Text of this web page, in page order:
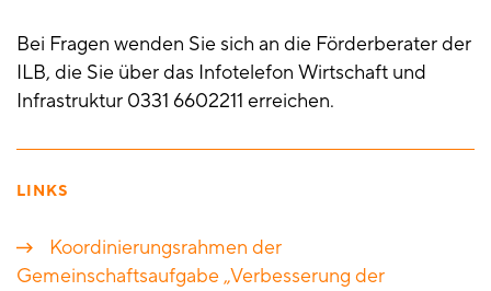
Bei Fragen wenden Sie sich an die Förderberater der
ILB, die Sie über das Infotelefon Wirtschaft und
Infrastruktur 0331 6602211 erreichen.
LINKS
Koordinierungsrahmen der
Gemeinschaftsaufgabe „Verbesserung der